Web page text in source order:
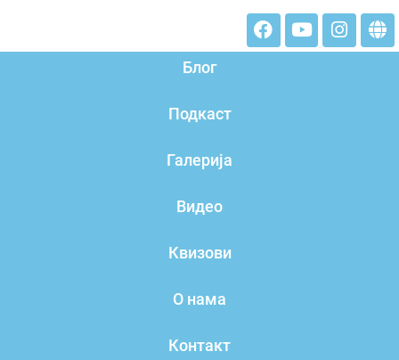
Блог
Подкаст
Галерија
Видео
Квизови
О нама
Контакт